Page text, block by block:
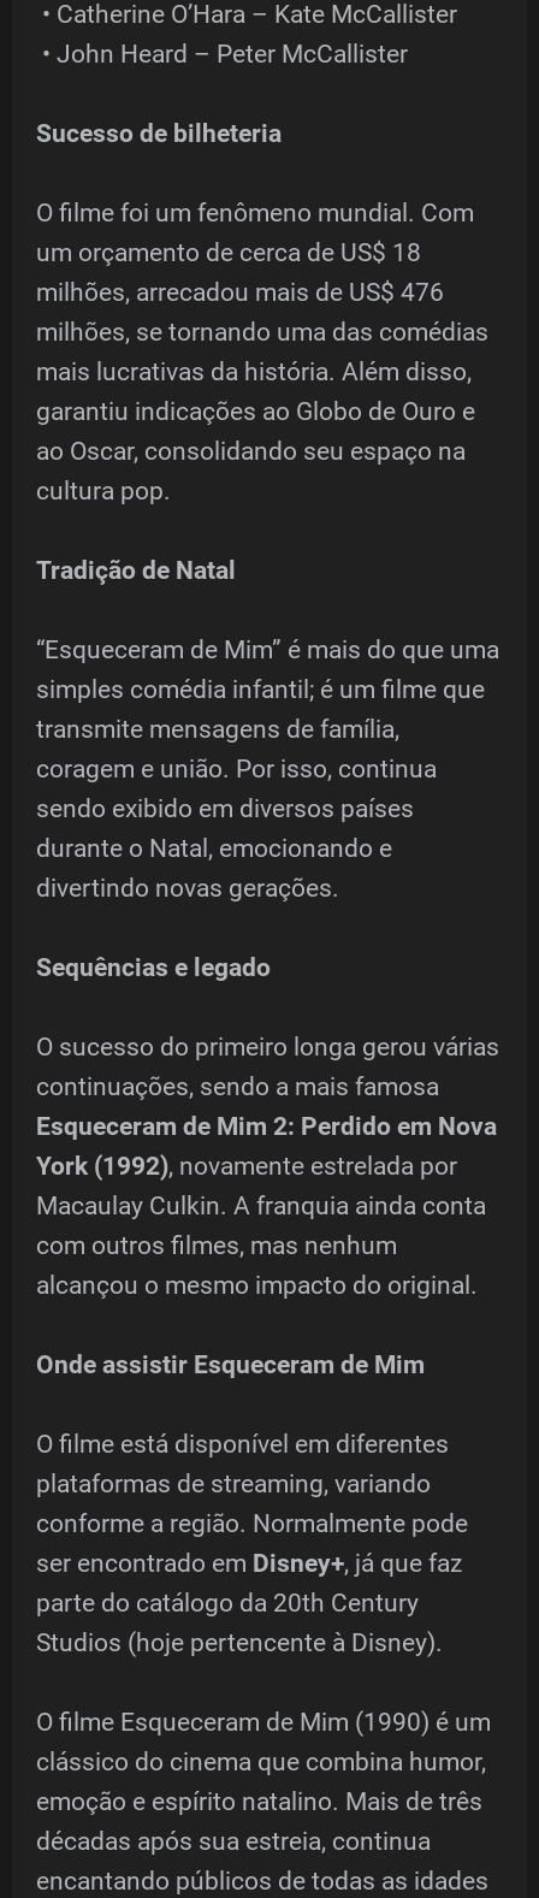
• Catherine O’Hara – Kate McCallister
• John Heard – Peter McCallister
Sucesso de bilheteria
O filme foi um fenômeno mundial. Com
um orçamento de cerca de US$ 18
milhões, arrecadou mais de US$ 476
milhões, se tornando uma das comédias
mais lucrativas da história. Além disso,
garantiu indicações ao Globo de Ouro e
ao Oscar, consolidando seu espaço na
cultura pop.
Tradição de Natal
“Esqueceram de Mim” é mais do que uma
simples comédia infantil; é um filme que
transmite mensagens de família,
coragem e união. Por isso, continua
sendo exibido em diversos países
durante o Natal, emocionando e
divertindo novas gerações.
Sequências e legado
O sucesso do primeiro longa gerou várias
continuações, sendo a mais famosa
Esqueceram de Mim 2: Perdido em Nova
York (1992), novamente estrelada por
Macaulay Culkin. A franquia ainda conta
com outros filmes, mas nenhum
alcançou o mesmo impacto do original.
Onde assistir Esqueceram de Mim
O filme está disponível em diferentes
plataformas de streaming, variando
conforme a região. Normalmente pode
ser encontrado em Disney+, já que faz
parte do catálogo da 20th Century
Studios (hoje pertencente à Disney).
O filme Esqueceram de Mim (1990) é um
clássico do cinema que combina humor,
emoção e espírito natalino. Mais de três
décadas após sua estreia, continua
encantando públicos de todas as idades